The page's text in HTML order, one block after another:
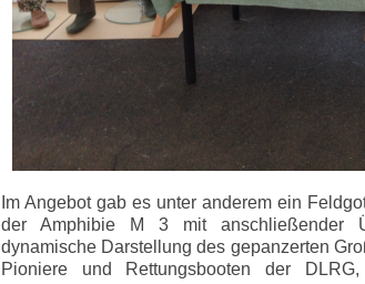
Im Angebot gab es unter anderem ein
der Amphibie M 3 mit anschließender
dynamische Darstellung des gepanzerten
Pioniere und Rettungsbooten der